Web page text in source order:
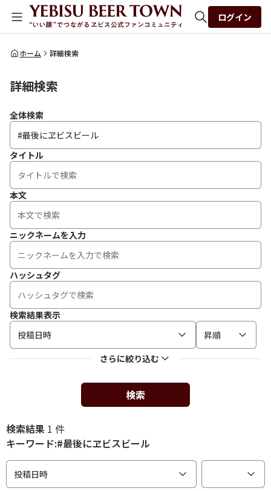
全体検索
ログイン
ホーム 詳細検索
詳細検索
全体検索
タイトル
本文
ニックネームを入力
ハッシュタグ
検索結果表示
投稿日時
昇順
さらに絞り込む
検索
検索結果 1 件
キーワード:#最後にヱビスビール
投稿日時